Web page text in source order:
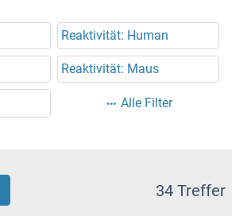
Reaktivität: Human
Reaktivität: Maus
Alle Filter
34 Treffer